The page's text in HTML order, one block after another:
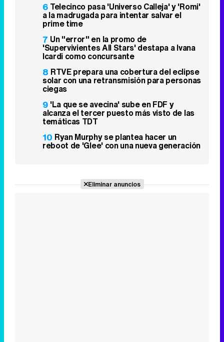
6 Telecinco pasa 'Universo Calleja' y 'Romi'
a la madrugada para intentar salvar el
prime time
7 Un "error" en la promo de
'Supervivientes All Stars' destapa a Ivana
Icardi como concursante
8 RTVE prepara una cobertura del eclipse
solar con una retransmisión para personas
ciegas
9 'La que se avecina' sube en FDF y
alcanza el tercer puesto más visto de las
temáticas TDT
10 Ryan Murphy se plantea hacer un
reboot de 'Glee' con una nueva generación
Eliminar anuncios